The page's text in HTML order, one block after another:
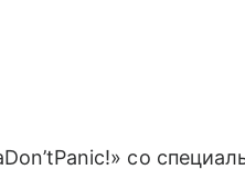
со